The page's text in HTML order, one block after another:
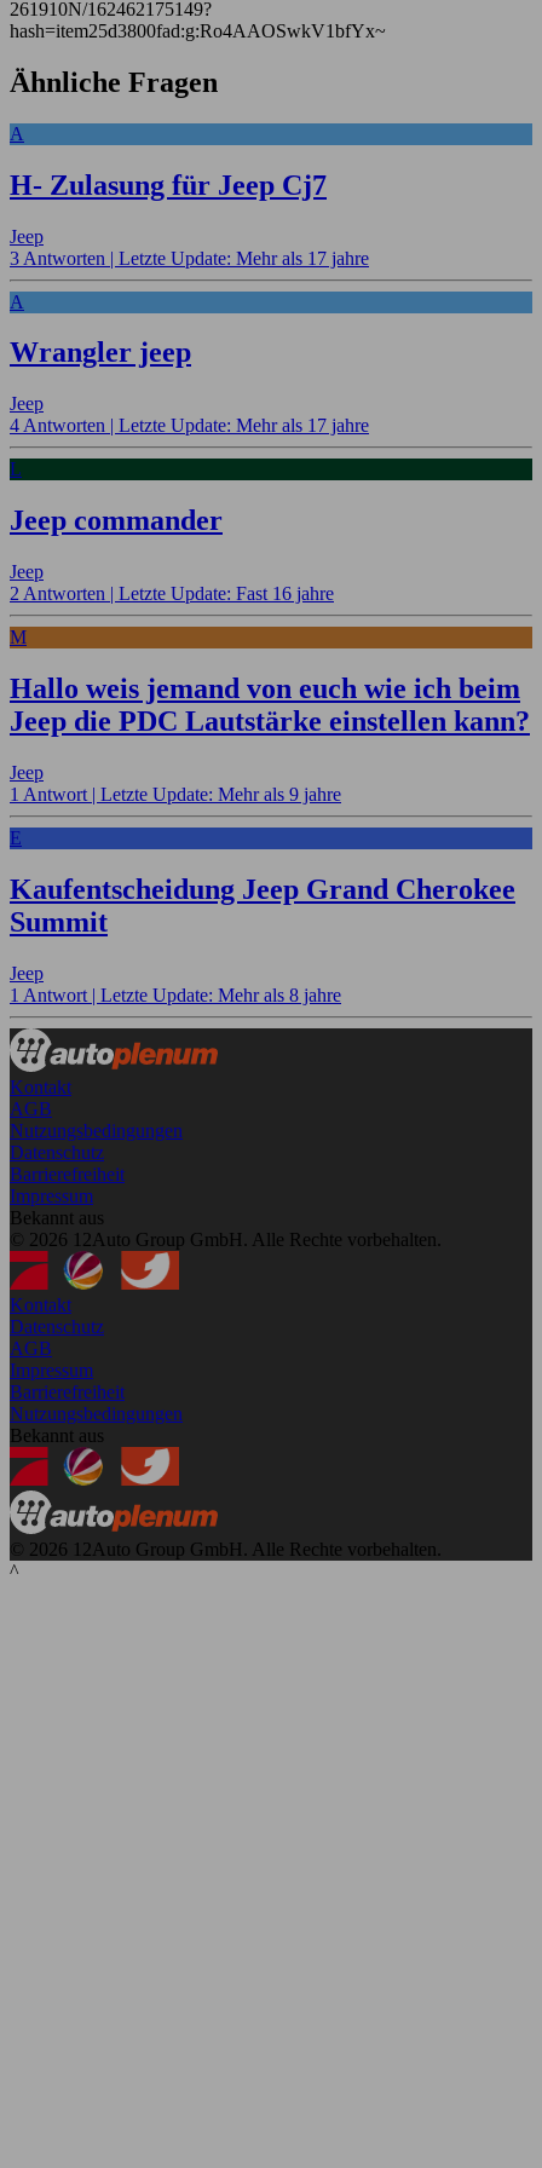
261910N/162462175149?
hash=item25d3800fad:g:Ro4AAOSwkV1bfYx~
Ähnliche Fragen
A
H- Zulasung für Jeep Cj7
Jeep
3 Antworten | Letzte Update: Mehr als 17 jahre
A
Wrangler jeep
Jeep
4 Antworten | Letzte Update: Mehr als 17 jahre
L
Jeep commander
Jeep
2 Antworten | Letzte Update: Fast 16 jahre
M
Hallo weis jemand von euch wie ich beim
Jeep die PDC Lautstärke einstellen kann?
Jeep
1 Antwort | Letzte Update: Mehr als 9 jahre
E
Kaufentscheidung Jeep Grand Cherokee
Summit
Jeep
1 Antwort | Letzte Update: Mehr als 8 jahre
Kontakt
AGB
Nutzungsbedingungen
Datenschutz
Barrierefreiheit
Impressum
Bekannt aus
© 2026 12Auto Group GmbH. Alle Rechte vorbehalten.
Kontakt
Datenschutz
AGB
Impressum
Barrierefreiheit
Nutzungsbedingungen
Bekannt aus
© 2026 12Auto Group GmbH. Alle Rechte vorbehalten.
^